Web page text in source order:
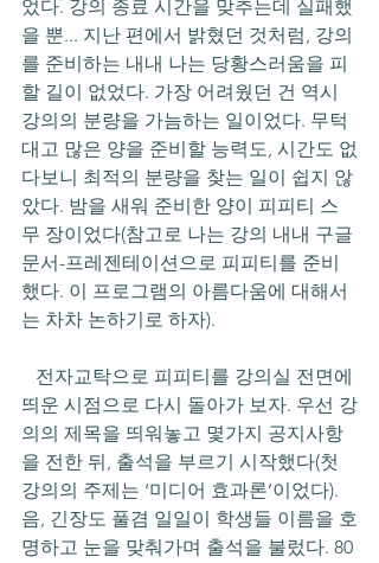
었다. 강의 종료 시간을 맞추는데 실패했
을 뿐... 지난 편에서 밝혔던 것처럼, 강의
를 준비하는 내내 나는 당황스러움을 피
할 길이 없었다. 가장 어려웠던 건 역시
강의의 분량을 가늠하는 일이었다. 무턱
대고 많은 양을 준비할 능력도, 시간도 없
다보니 최적의 분량을 찾는 일이 쉽지 않
았다. 밤을 새워 준비한 양이 피피티 스
무 장이었다(참고로 나는 강의 내내 구글
문서-프레젠테이션으로 피피티를 준비
했다. 이 프로그램의 아름다움에 대해서
는 차차 논하기로 하자).
띄운 시점으로 다시 돌아가 보자. 우선 강
의의 제목을 띄워놓고 몇가지 공지사항
을 전한 뒤, 출석을 부르기 시작했다(첫
강의의 주제는 ‘미디어 효과론’이었다).
음, 긴장도 풀겸 일일이 학생들 이름을 호
명하고 눈을 맞춰가며 출석을 불렀다. 80